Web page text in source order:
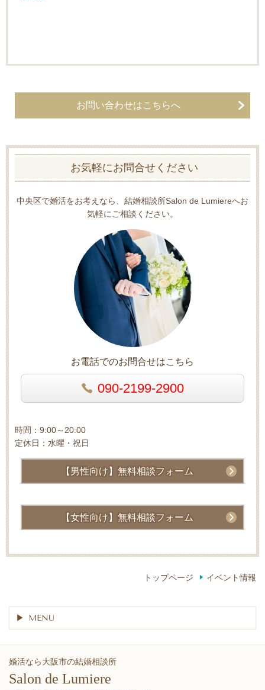
お問い合わせはこちらへ
お気軽にお問合せください
中央区で婚活をお考えなら、結婚相談所Salon de Lumiereへお
気軽にご相談ください。
お電話でのお問合せはこちら
090-2199-2900
時間：9:00～20:00
定休日：水曜・祝日
【男性向け】無料相談フォーム
【女性向け】無料相談フォーム
トップページ イベント情報
MENU
婚活なら大阪市の結婚相談所
Salon de Lumiere